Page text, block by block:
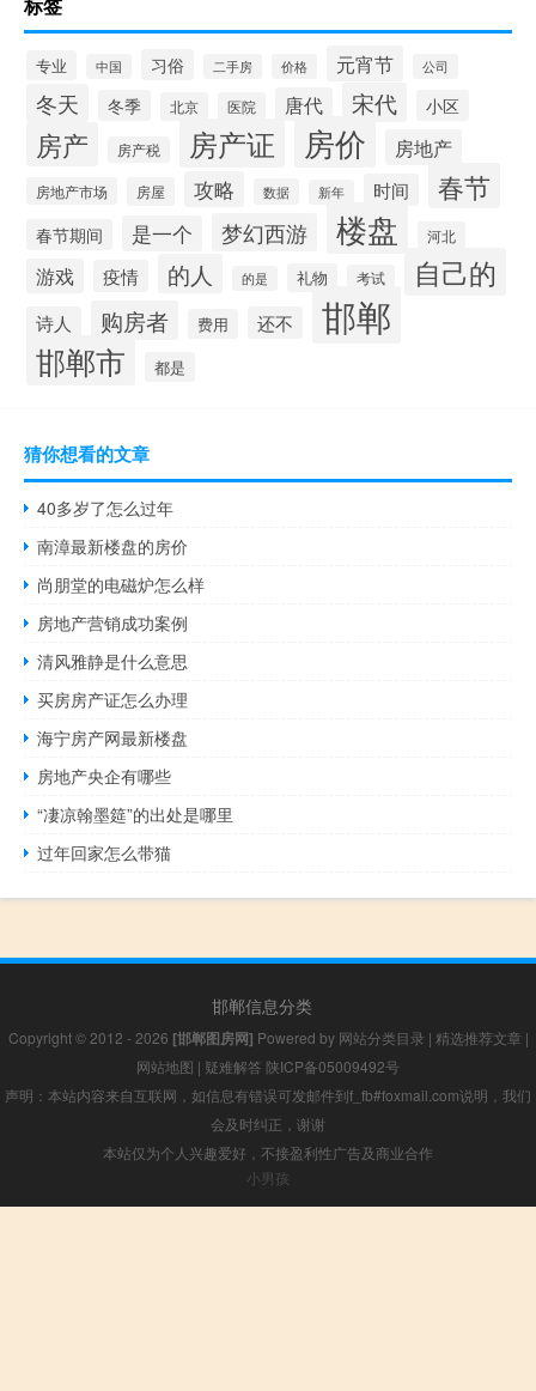
标签
专业 中国 习俗 二手房 价格 元宵节 公司
冬天 冬季 北京 医院 唐代 宋代 小区
房产 房产税 房产证 房价 房地产
房地产市场 房屋 攻略 数据 新年 时间 春节
春节期间 是一个 梦幻西游 楼盘 河北
游戏 疫情 的人 的是 礼物 考试 自己的
诗人 购房者 费用 还不 邯郸
邯郸市 都是
猜你想看的文章
40多岁了怎么过年
南漳最新楼盘的房价
尚朋堂的电磁炉怎么样
房地产营销成功案例
清风雅静是什么意思
买房房产证怎么办理
海宁房产网最新楼盘
房地产央企有哪些
“凄凉翰墨筵”的出处是哪里
过年回家怎么带猫
邯郸信息分类
Copyright © 2012 - 2026 [邯郸图房网] Powered by 网站分类目录 | 精选推荐文章 |
网站地图 | 疑难解答 陕ICP备05009492号
声明：本站内容来自互联网，如信息有错误可发邮件到f_fb#foxmail.com说明，我们
会及时纠正，谢谢
本站仅为个人兴趣爱好，不接盈利性广告及商业合作
小男孩